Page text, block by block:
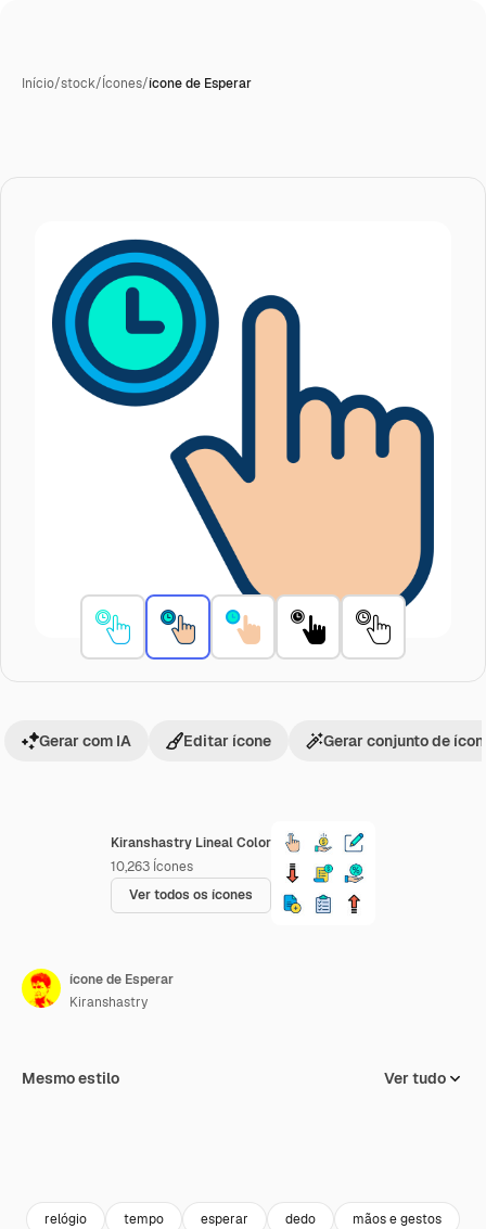
Início/stock/Ícones/ícone de Esperar
Kiranshastry Lineal Color
10,263 Ícones
Ver todos os ícones
Gerar com IA Editar ícone Gerar conjunto de
ícone de Esperar
Kiranshastry
Mesmo estilo Ver tudo
relógio tempo esperar dedo mãos e gestos